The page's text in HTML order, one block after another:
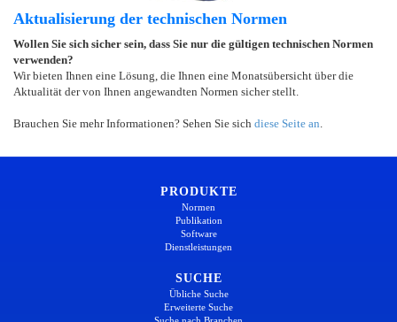
Aktualisierung der technischen Normen
Wollen Sie sich sicher sein, dass Sie nur die gültigen technischen Normen
verwenden?
Wir bieten Ihnen eine Lösung, die Ihnen eine Monatsübersicht über die
Aktualität der von Ihnen angewandten Normen sicher stellt.
Brauchen Sie mehr Informationen? Sehen Sie sich diese Seite an
PRODUKTE
Normen
Publikation
Software
Dienstleistungen
SUCHE
Übliche Suche
Erweiterte Suche